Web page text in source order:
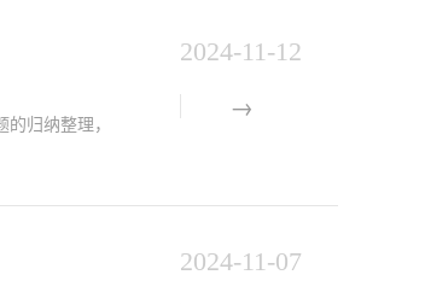
2024-11-12
归纳整理，
2024-11-07